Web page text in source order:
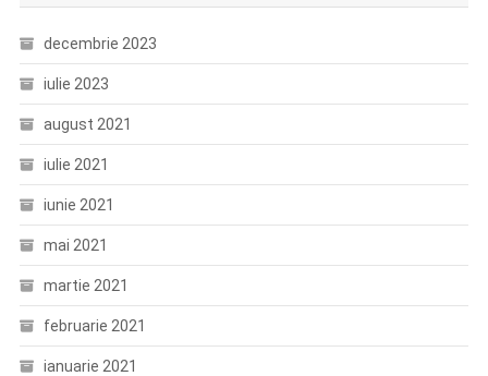
decembrie 2023
iulie 2023
august 2021
iulie 2021
iunie 2021
mai 2021
martie 2021
februarie 2021
ianuarie 2021